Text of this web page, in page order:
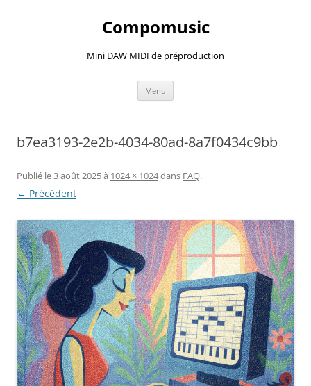
Compomusic
Mini DAW MIDI de préproduction
Menu
b7ea3193-2e2b-4034-80ad-8a7f0434c9bb
Publié le3 août 2025à 1024 × 1024dans FAQ.
← Précédent